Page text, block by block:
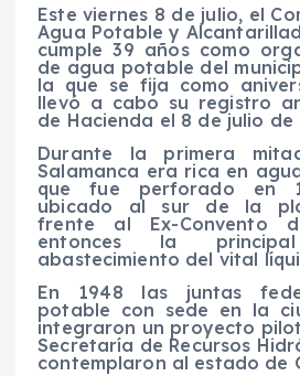
Este viernes 8 de julio, el
Agua Potable y
cumple 39 años como
de agua potable del
la que se fija como
llevó a cabo su registro
de Hacienda el 8 de julio de
Durante la primera
Salamanca era rica en
que fue perforado en
ubicado al sur de la
frente al Ex-Convento
entonces la
abastecimiento del vital
En 1948 las juntas
potable con sede en la
integraron un proyecto
Secretaría de Recursos
contemplaron al estado de